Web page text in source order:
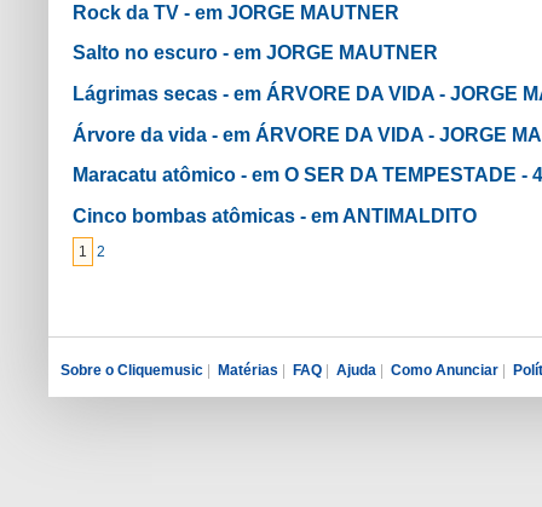
Rock da TV - em JORGE MAUTNER
Salto no escuro - em JORGE MAUTNER
Lágrimas secas - em ÁRVORE DA VIDA - JORGE
Árvore da vida - em ÁRVORE DA VIDA - JORGE
Maracatu atômico - em O SER DA TEMPESTADE -
Cinco bombas atômicas - em ANTIMALDITO
1 2
Sobre o Cliquemusic | Matérias | FAQ | Ajuda | Como Anunciar |